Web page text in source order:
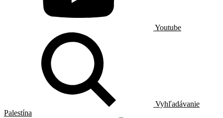
Youtube
Vyhľadávanie
Palestína